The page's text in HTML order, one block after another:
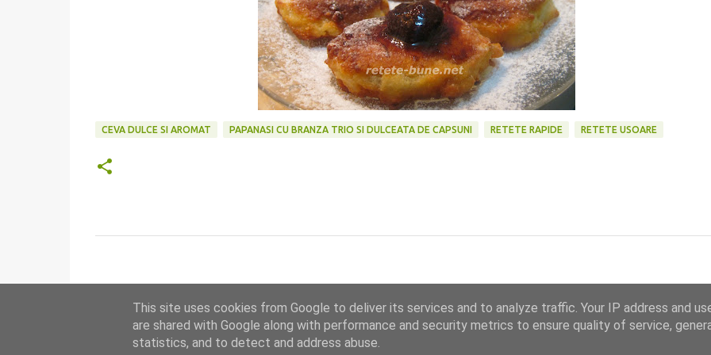
CEVA DULCE SI AROMAT PAPANASI CU BRANZA TRIO SI DULCEATA DE CAPSUNI RETETE RAPIDE RETETE USOARE
o
This site uses cookies from Google to deliver its services and to analyze traffic. Your IP address and
are shared with Google along with performance and security metrics to ensure quality of service,
statistics, and to detect and address abuse.